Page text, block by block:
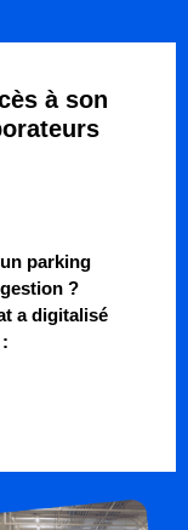
à son
parking
?
a digitalisé